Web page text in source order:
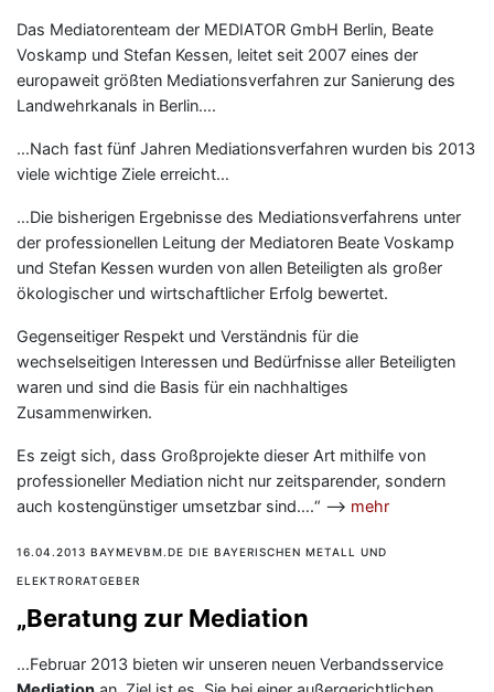
Das Mediatorenteam der MEDIATOR GmbH Berlin, Beate
Voskamp und Stefan Kessen, leitet seit 2007 eines der
europaweit größten Mediationsverfahren zur Sanierung des
Landwehrkanals in Berlin….
…Nach fast fünf Jahren Mediationsverfahren wurden bis 2013
viele wichtige Ziele erreicht…
…Die bisherigen Ergebnisse des Mediationsverfahrens unter
der professionellen Leitung der Mediatoren Beate Voskamp
und Stefan Kessen wurden von allen Beteiligten als großer
ökologischer und wirtschaftlicher Erfolg bewertet.
Gegenseitiger Respekt und Verständnis für die
wechselseitigen Interessen und Bedürfnisse aller Beteiligten
waren und sind die Basis für ein nachhaltiges
Zusammenwirken.
Es zeigt sich, dass Großprojekte dieser Art mithilfe von
professioneller Mediation nicht nur zeitsparender, sondern
auch kostengünstiger umsetzbar sind….“ —> mehr
16.04.2013 BAYMEVBM.DE DIE BAYERISCHEN METALL UND
ELEKTRORATGEBER
„Beratung zur Mediation
…Februar 2013 bieten wir unseren neuen Verbandsservice